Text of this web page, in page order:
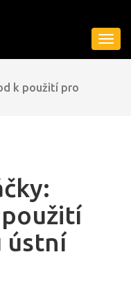
k použití pro
ústní